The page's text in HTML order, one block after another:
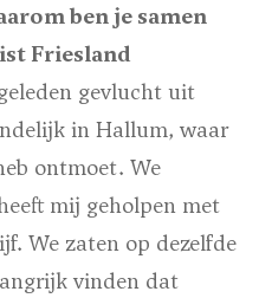
ben je samen
Friesland
gevlucht uit
in Hallum, waar
ontmoet. We
mij geholpen met
We zaten op dezelfde
vinden dat